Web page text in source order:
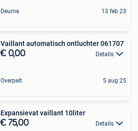
Deurne 13 feb 23
Vaillant automatisch ontluchter 061707
€ 0,00 Details
Overpelt 5 aug 25
Expansievat vaillant 10liter
€ 75,00 Details